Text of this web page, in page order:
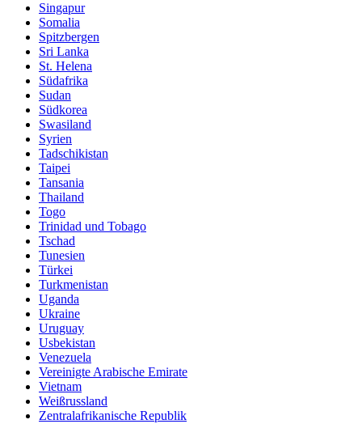
Singapur
Somalia
Spitzbergen
Sri Lanka
St. Helena
Südafrika
Sudan
Südkorea
Swasiland
Syrien
Tadschikistan
Taipei
Tansania
Thailand
Togo
Trinidad und Tobago
Tschad
Tunesien
Türkei
Turkmenistan
Uganda
Ukraine
Uruguay
Usbekistan
Venezuela
Vereinigte Arabische Emirate
Vietnam
Weißrussland
Zentralafrikanische Republik